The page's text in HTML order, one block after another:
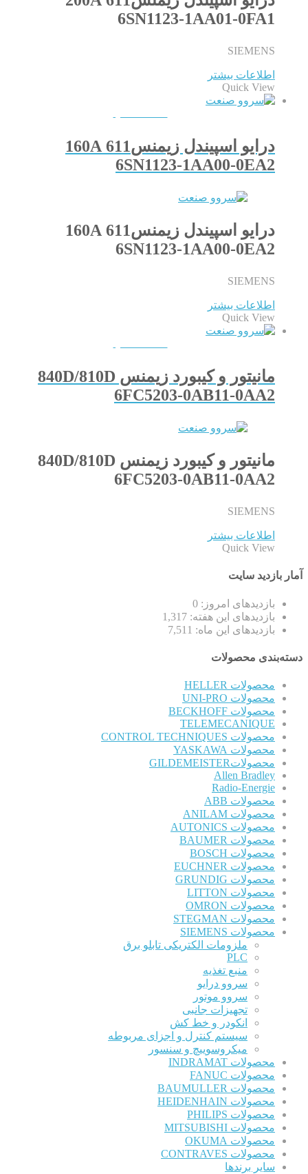
6SN1123-1AA01-0FA1
SIEMENS
اطلاعات بیشتر
Quick View
درایو اسپیندل زیمنس611 160A
6SN1123-1AA00-0EA2
درایو اسپیندل زیمنس611 160A
6SN1123-1AA00-0EA2
SIEMENS
اطلاعات بیشتر
Quick View
مانیتور و کیبورد زیمنس 840D/810D
6FC5203-0AB11-0AA2
مانیتور و کیبورد زیمنس 840D/810D
6FC5203-0AB11-0AA2
SIEMENS
اطلاعات بیشتر
Quick View
آمار بازدید سایت
بازدیدهای امروز: 0
بازدیدهای این هفته: 1,317
بازدیدهای این ماه: 7,511
دسته‌بندی محصولات
محصولات HELLER
محصولات UNI-PRO
محصولات BECKHOFF
TELEMECANIQUE
محصولات CONTROL TECHNIQUES
محصولات YASKAWA
محصولاتGILDEMEISTER
Allen Bradley
Radio-Energie
محصولات ABB
محصولات ANILAM
محصولات AUTONICS
محصولات BAUMER
محصولات BOSCH
محصولات EUCHNER
محصولات GRUNDIG
محصولات LITTON
محصولات OMRON
محصولات STEGMAN
محصولات SIEMENS
ملزومات الکتریکی تابلو برق
PLC
منبع تغذیه
سروو درایو
سروو موتور
تجهیزات جانبی
انکودر و خط کش
سیستم کنترل و اجزای مربوطه
میکروسوییچ و سنسور
محصولات INDRAMAT
محصولات FANUC
محصولات BAUMULLER
محصولات HEIDENHAIN
محصولات PHILIPS
محصولات MITSUBISHI
محصولات OKUMA
محصولات CONTRAVES
سایر برندها